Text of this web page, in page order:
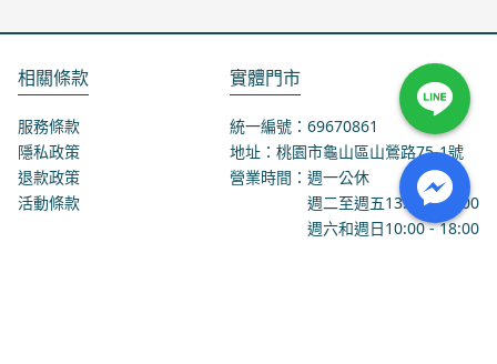
相關條款
服務條款
隱私政策
退款政策
活動條款
實體門市
統一編號：69670861
地址：桃園市龜山區山鶯路75-1號
營業時間：週一公休
週二至週五13:00 - 18:00
週六和週日10:00 - 18:00